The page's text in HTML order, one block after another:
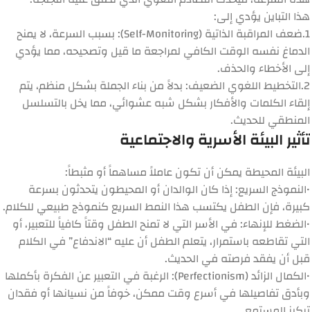
هذا التباين يؤدي إلى:
1.ضعف المراقبة الذاتية (Self-Monitoring):
بسبب السرعة، لا يمنح
الدماغ نفسه الوقت الكافي لمراجعة ما قيل وتصحيحه، مما يؤدي
إلى الأخطاء والحذف.
2. التخطيط اللغوي الضعيف: بدلاً من بناء الجملة بشكل منظم، يتم
إلقاء الكلمات والأفكار بشكل شبه عشوائي، مما يخل بالتسلسل
المنطقي للحديث.
تأثير البيئة الأسرية والاجتماعية
البيئة المحيطة يمكن أن تكون عاملاً مساهماً أو مثبطاً:
•النموذج السريع:إذا كان الوالدان أو المحيطون يتحدثون بسرعة
كبيرة، فإن الطفل يكتسب هذا النمط السريع كنموذج طبيعي للكلام.
•الضغط للإنهاء: في الأسر التي لا تمنح الطفل وقتاً كافياً للتعبير، أو
التي تقاطعه باستمرار، يتعلم الطفل أن عليه “الاندفاع” في الكلام
قبل أن يفقد فرصته في الحديث.
•الكمال الزائد (Perfectionism):
الرغبة في التعبير عن الفكرة بأكملها
وبأدق تفاصيلها في أسرع وقت ممكن، خوفاً من نسيانها أو فقدان